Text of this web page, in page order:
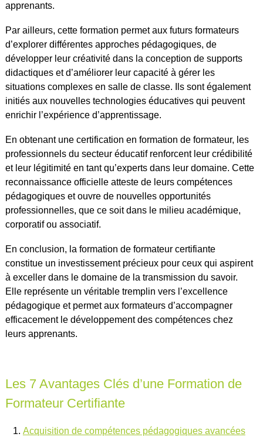
apprenants.
Par ailleurs, cette formation permet aux futurs formateurs
d’explorer différentes approches pédagogiques, de
développer leur créativité dans la conception de supports
didactiques et d’améliorer leur capacité à gérer les
situations complexes en salle de classe. Ils sont également
initiés aux nouvelles technologies éducatives qui peuvent
enrichir l’expérience d’apprentissage.
En obtenant une certification en formation de formateur, les
professionnels du secteur éducatif renforcent leur crédibilité
et leur légitimité en tant qu’experts dans leur domaine. Cette
reconnaissance officielle atteste de leurs compétences
pédagogiques et ouvre de nouvelles opportunités
professionnelles, que ce soit dans le milieu académique,
corporatif ou associatif.
En conclusion, la formation de formateur certifiante
constitue un investissement précieux pour ceux qui aspirent
à exceller dans le domaine de la transmission du savoir.
Elle représente un véritable tremplin vers l’excellence
pédagogique et permet aux formateurs d’accompagner
efficacement le développement des compétences chez
leurs apprenants.
Les 7 Avantages Clés d’une Formation de
Formateur Certifiante
Acquisition de compétences pédagogiques avancées